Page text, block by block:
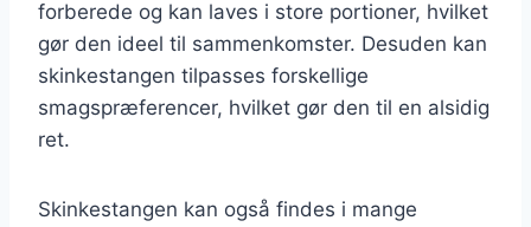
forberede og kan laves i store portioner, hvilket
gør den ideel til sammenkomster. Desuden kan
skinkestangen tilpasses forskellige
smagspræferencer, hvilket gør den til en alsidig
ret.
Skinkestangen kan også findes i mange